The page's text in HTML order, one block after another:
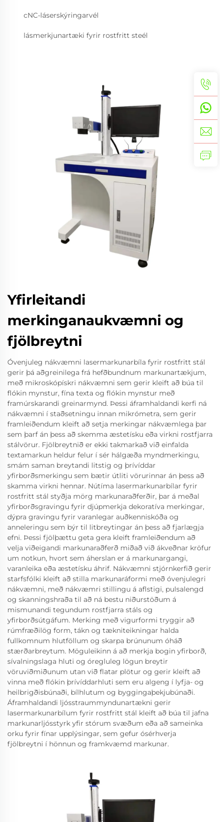
cNC-láserskýringarvél
lásmerkjunartæki fyrir rostfritt steél
Yfirleitandi
merkinganaukvæmni og
fjölbreytni
Óvenjuleg nákvæmni lasermarkunarbíla fyrir rostfritt stál
gerir þá aðgreinilega frá hefðbundnum markunartækjum,
með mikroskópískri nákvæmni sem gerir kleift að búa til
flókin mynstur, fína texta og flókin mynstur með
framúrskarandi greinarmynd. Þessi áframhaldandi kerfi ná
nákvæmni í staðsetningu innan mikrómetra, sem gerir
framleiðendum kleift að setja merkingar nákvæmlega þar
sem þarf án þess að skemma æstetísku eða virkni rostfjarra
stálvörur. Fjölbreytnið er ekki takmarkað við einfalda
textamarkun heldur felur í sér hálgæða myndmerkingu,
smám saman breytandi litstig og þrívíddar
yfirborðsmerkingu sem bætir útliti vörurinnar án þess að
skamma virkni hennar. Nútíma lasermarkunarbílar fyrir
rostfritt stál styðja mörg markunaraðferðir, þar á meðal
yfirborðsgravingu fyrir djúpmerkja dekoratíva merkingar,
dýpra gravingu fyrir varanlegar auðkenniskóða og
anneleringu sem býr til litbreytingar án þess að fjarlægja
efni. Þessi fjölþættu geta gera kleift framleiðendum að
velja viðeigandi markunaraðferð miðað við ákveðnar kröfur
um notkun, hvort sem áherslan er á markunargangi,
varanleika eða æstetísku áhrif. Nákvæmni stjórnkerfið gerir
starfsfólki kleift að stilla markunaráformi með óvenjulegri
nákvæmni, með nákvæmri stillingu á aflstigi, pulsalengd
og skanningshraða til að ná bestu niðurstöðum á
mismunandi tegundum rostfjarra stáls og
yfirborðsútgáfum. Merking með vigurformi tryggir að
rúmfræðilög form, tákn og tækniteikningar halda
fullkomnum hlutföllum og skarpa brúnunum óháð
stærðarbreytum. Möguleikinn á að merkja bogin yfirborð,
sívalningslaga hluti og óregluleg lögun breytir
vöruviðmiðunum utan við flatar plötur og gerir kleift að
vinna með flókin þrívíddarhluti sem eru algeng í lyfja- og
heilbrigðisbúnaði, bílhlutum og byggingaþekjubúnaði.
Áframhaldandi ljósstraummyndunartækni gerir
lasermarkunarbílum fyrir rostfritt stál kleift að búa til jafna
markunarljósstyrk yfir stórum svæðum eða að sameinka
orku fyrir fínar upplýsingar, sem gefur ósérhverja
fjölbreytni í hönnun og framkvæmd markunar.